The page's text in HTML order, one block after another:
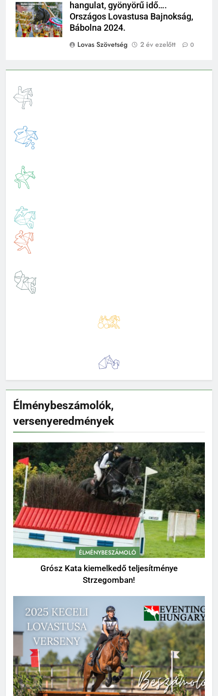
hangulat, gyönyörű idő….
Országos Lovastusa Bajnokság,
Bábolna 2024.
Lovas Szövetség
2 év ezelőtt 0
Élménybeszámolók,
versenyeredmények
ÉLMÉNYBESZÁMOLÓ
Grósz Kata kiemelkedő teljesítménye
Strzegomban!